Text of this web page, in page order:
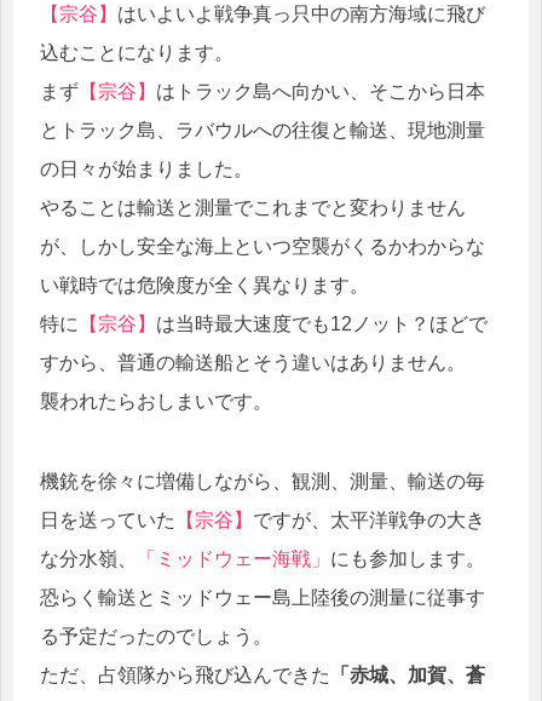
【宗谷】 はいよいよ戦争真っ只中の南方海域に飛び
込むことになります。
まず 【宗谷】 はトラック島へ向かい、そこから日本
とトラック島、ラバウルへの往復と輸送、現地測量
の日々が始まりました。
やることは輸送と測量でこれまでと変わりません
が、しかし安全な海上といつ空襲がくるかわからな
い戦時では危険度が全く異なります。
特に
【宗谷】 は当時最大速度でも12ノット？ほどで
すから、普通の輸送船とそう違いはありません。
襲われたらおしまいです。
機銃を徐々に増備しながら、観測、測量、輸送の毎
日を送っていた
【宗谷】 ですが、太平洋戦争の大き
な分水嶺、
「ミッドウェー海戦」 にも参加します。
恐らく輸送とミッドウェー島上陸後の測量に従事す
る予定だったのでしょう。
ただ、占領隊から飛び込んできた
「赤城、加賀、蒼